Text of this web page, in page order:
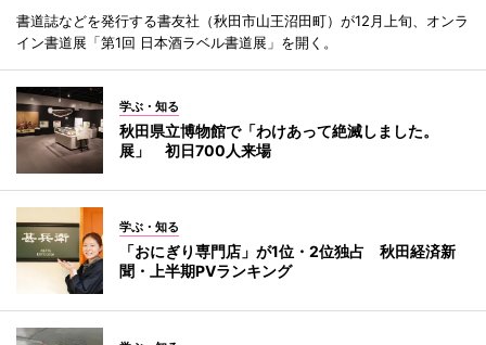
書道誌などを発行する書友社（秋田市山王沼田町）が12月上旬、オンラ
イン書道展「第1回 日本酒ラベル書道展」を開く。
学ぶ・知る
秋田県立博物館で「わけあって絶滅しました。
展」 初日700人来場
学ぶ・知る
「おにぎり専門店」が1位・2位独占 秋田経済新
聞・上半期PVランキング